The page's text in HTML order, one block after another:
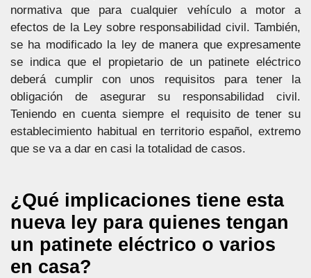
normativa que para cualquier vehículo a motor a
efectos de la Ley sobre responsabilidad civil. También,
se ha modificado la ley de manera que expresamente
se indica que el propietario de un patinete eléctrico
deberá cumplir con unos requisitos para tener la
obligación de asegurar su responsabilidad civil.
Teniendo en cuenta siempre el requisito de tener su
establecimiento habitual en territorio español, extremo
que se va a dar en casi la totalidad de casos.
¿Qué implicaciones tiene esta
nueva ley para quienes tengan
un patinete eléctrico o varios
en casa?